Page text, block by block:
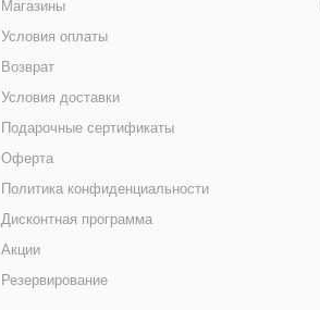
Магазины
Условия оплаты
Возврат
Условия доставки
Подарочные сертификаты
Оферта
Политика конфиденциальности
Дисконтная программа
Акции
Резервирование